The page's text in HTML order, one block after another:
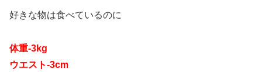
好きな物は食べているのに
体重-3kg
ウエスト-3cm